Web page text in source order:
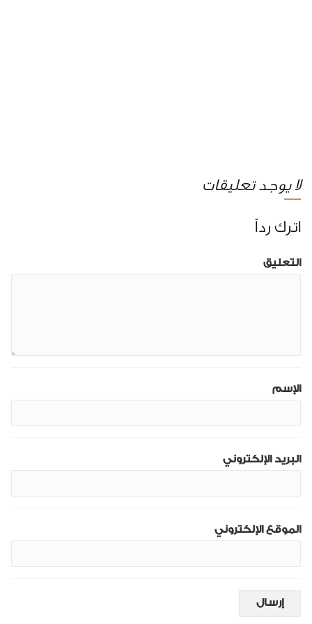
لا يوجد تعليقات
اترك رداً
التعليق
الإسم
البريد الإلكتروني
الموقع الإلكتروني